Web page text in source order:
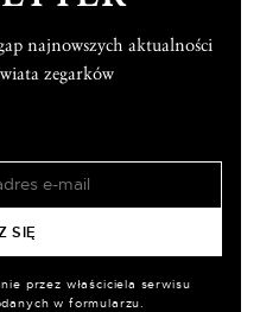
najnowszych aktualności
zegarków
przez właściciela serwisu
w formularzu.